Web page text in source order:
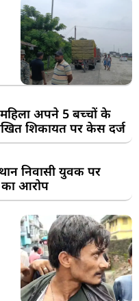
महिला अपने 5 बच्चों के
शिकायत पर केस दर्ज
निवासी युवक पर
आरोप